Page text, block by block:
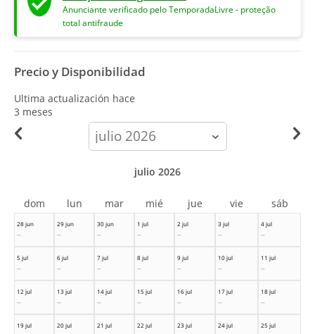
Anunciante verificado pelo TemporadaLivre - proteção
total antifraude
Precio y Disponibilidad
Ultima actualización hace
3 meses
calendar-
month
28 jun
--
29 jun
--
30 jun
--
1 jul
--
2 jul
--
3 jul
--
4 jul
--
5 jul
--
6 jul
--
7 jul
--
8 jul
--
9 jul
--
10 jul
--
11 jul
--
12 jul
--
13 jul
--
14 jul
--
15 jul
--
16 jul
--
17 jul
--
18 jul
--
19 jul
20 jul
21 jul
22 jul
23 jul
24 jul
25 jul
julio 2026
dom lun mar mié jue vie sáb